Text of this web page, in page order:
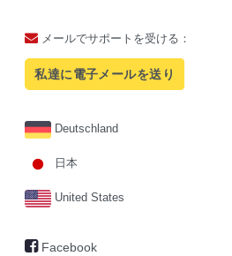
メールでサポートを受ける：
私達に電子メールを送り
Deutschland
日本
United States
Facebook